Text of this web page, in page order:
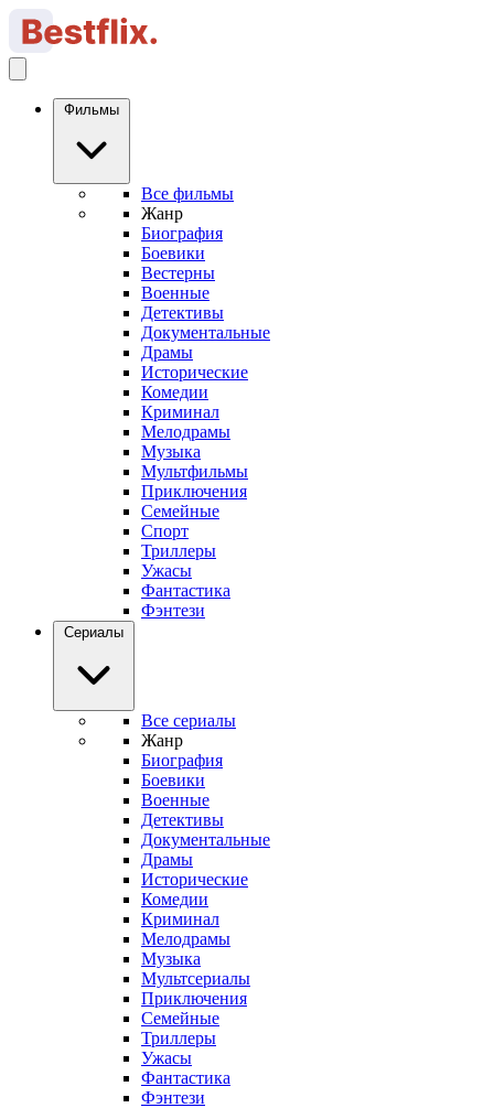
Фильмы
Все фильмы
Жанр
Биография
Боевики
Вестерны
Военные
Детективы
Документальные
Драмы
Исторические
Комедии
Криминал
Мелодрамы
Музыка
Мультфильмы
Приключения
Семейные
Спорт
Триллеры
Ужасы
Фантастика
Фэнтези
Сериалы
Все сериалы
Жанр
Биография
Боевики
Военные
Детективы
Документальные
Драмы
Исторические
Комедии
Криминал
Мелодрамы
Музыка
Мультсериалы
Приключения
Семейные
Триллеры
Ужасы
Фантастика
Фэнтези